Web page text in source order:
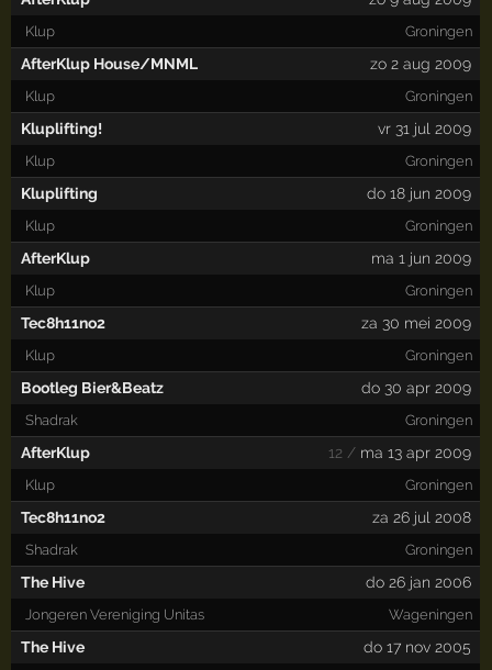
Klup Groningen
AfterKlup House/MNML zo 2 aug 2009
Klup Groningen
Kluplifting! vr 31 jul 2009
Klup Groningen
Kluplifting do 18 jun 2009
Klup Groningen
AfterKlup ma 1 jun 2009
Klup Groningen
Tec8h11no2 za 30 mei 2009
Klup Groningen
Bootleg Bier&Beatz do 30 apr 2009
Shadrak Groningen
AfterKlup 12 /ma 13 apr 2009
Klup Groningen
Tec8h11no2 za 26 jul 2008
Shadrak Groningen
The Hive do 26 jan 2006
Jongeren Vereniging Unitas Wageningen
The Hive do 17 nov 2005